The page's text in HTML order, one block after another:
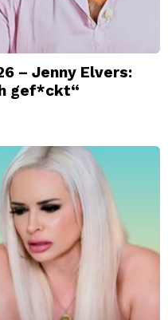
– Jenny Elvers:
gef*ckt“